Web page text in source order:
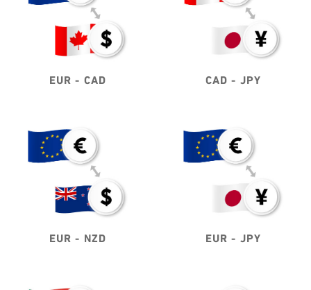
CAD - JPY
EUR - CAD
EUR - JPY
EUR - NZD